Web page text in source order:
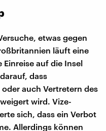
etwas gegen
läuft eine
Einreise auf die Insel
dass
auch Vertretern des
wird. Vize-
sich, dass ein Verbot
Allerdings können